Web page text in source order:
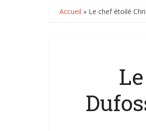
Accueil » Le chef étoilé